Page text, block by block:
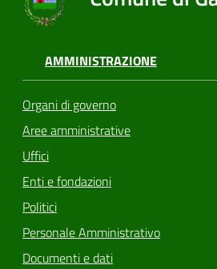
AMMINISTRAZIONE
Organi di governo
Aree amministrative
Uffici
Enti e fondazioni
Politici
Personale Amministrativo
Documenti e dati